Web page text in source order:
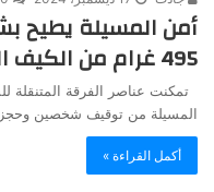
أمن المسيلة يطيح
495 غرام من الكيف المعالج
تمكنت عناصر الفرقة المتنقلة
المسيلة من توقيف شخصين وحجز 495 غرامًا من…
أكمل القراءة »